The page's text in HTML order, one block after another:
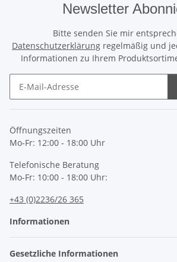
Newsletter
Bitte senden Sie mir
Datenschutzerklärung regelmäßig und
Informationen zu Ihrem
Öffnungszeiten
Mo-Fr: 12:00 - 18:00 Uhr
Telefonische Beratung
Mo-Fr: 10:00 - 18:00 Uhr:
+43 (0)2236/26 365
Informationen
Gesetzliche Informationen